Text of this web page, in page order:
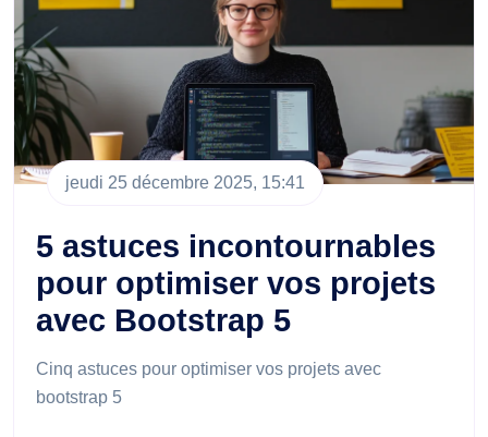
jeudi 25 décembre 2025, 15:41
5 astuces incontournables
pour optimiser vos projets
avec Bootstrap 5
Cinq astuces pour optimiser vos projets avec
bootstrap 5